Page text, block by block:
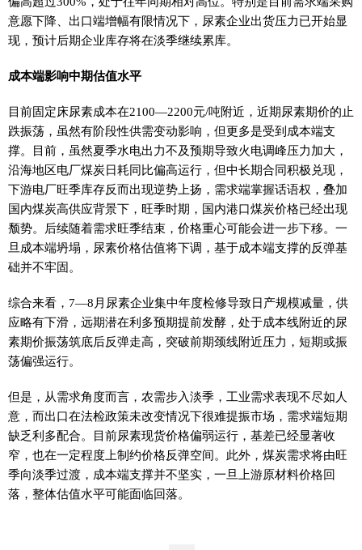
意愿下降、出口端增幅有限情况下，尿素企业出货压力已开始显
现，预计后期企业库存将在淡季继续累库。
成本端影响中期估值水平
目前固定床尿素成本在2100—2200元/吨附近，近期尿素期价的止
跌振荡，虽然有阶段性供需变动影响，但更多是受到成本端支
撑。目前，虽然夏季水电出力不及预期导致火电调峰压力加大，
沿海地区电厂煤炭日耗同比偏高运行，但中长期合同积极兑现，
下游电厂旺季库存反而出现逆势上扬，需求端掌握话语权，叠加
国内煤炭高供应背景下，旺季时期，国内港口煤炭价格已经出现
颓势。后续随着需求旺季结束，价格重心可能会进一步下移。一
旦成本端坍塌，尿素价格估值将下调，基于成本端支撑的反弹基
础并不牢固。
综合来看，7—8月尿素企业集中年度检修导致日产规模减量，供
应略有下滑，远期潜在利多预期提前发酵，处于成本线附近的尿
素期价振荡筑底后反弹走高，突破前期颈线附近压力，短期或振
荡偏强运行。
但是，从需求角度而言，农需步入淡季，工业需求表现不尽如人
意，而出口在法检政策未改变情况下很难提振市场，需求端短期
缺乏利多配合。目前尿素现货价格偏弱运行，基差已经显著收
窄，也在一定程度上制约价格反弹空间。此外，煤炭需求将由旺
季向淡季过渡，成本端支撑并不坚实，一旦上游原材料价格回
落，整体估值水平可能面临回落。